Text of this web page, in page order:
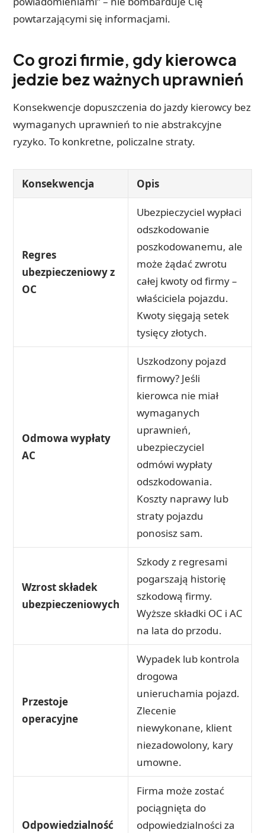
powtarzającymi się informacjami.
Co grozi firmie, gdy kierowca
jedzie bez ważnych uprawnień
Konsekwencje dopuszczenia do jazdy kierowcy bez
wymaganych uprawnień to nie abstrakcyjne
ryzyko. To konkretne, policzalne straty.
Konsekwencja Opis
Regres
ubezpieczeniowy z
OC
Ubezpieczyciel wypłaci
odszkodowanie
poszkodowanemu, ale
może żądać zwrotu
całej kwoty od firmy –
właściciela pojazdu.
Kwoty sięgają setek
tysięcy złotych.
Odmowa wypłaty
AC
Uszkodzony pojazd
firmowy? Jeśli
kierowca nie miał
wymaganych
uprawnień,
ubezpieczyciel
odmówi wypłaty
odszkodowania.
Koszty naprawy lub
straty pojazdu
ponosisz sam.
Wzrost składek
ubezpieczeniowych
Szkody z regresami
pogarszają historię
szkodową firmy.
Wyższe składki OC i AC
na lata do przodu.
Przestoje
operacyjne
Wypadek lub kontrola
drogowa
unieruchamia pojazd.
Zlecenie
niewykonane, klient
niezadowolony, kary
umowne.
Odpowiedzialność
Firma może zostać
pociągnięta do
odpowiedzialności za